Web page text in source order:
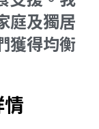
庭及獨居
獲得均衡